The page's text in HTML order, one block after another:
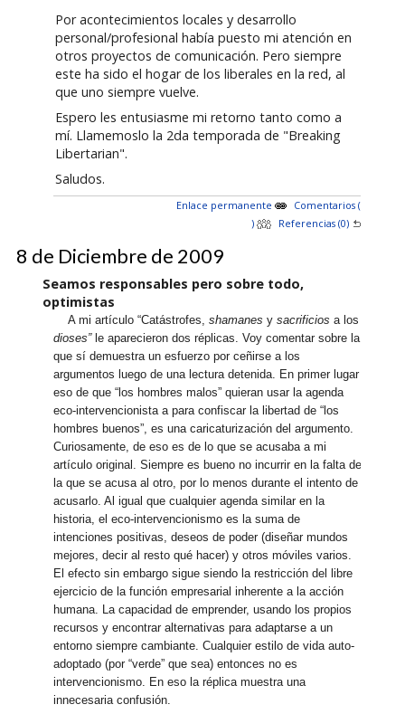
Por acontecimientos locales y desarrollo
personal/profesional había puesto mi atención en
otros proyectos de comunicación. Pero siempre
este ha sido el hogar de los liberales en la red, al
que uno siempre vuelve.
Espero les entusiasme mi retorno tanto como a
mí. Llamemoslo la 2da temporada de "Breaking
Libertarian".
Saludos.
Enlace permanente
Comentarios (
)
Referencias (0)
8 de Diciembre de 2009
Seamos responsables pero sobre todo,
optimistas
A mi artículo “Catástrofes,shamanes ysacrificios a los
dioses” le aparecieron dos réplicas. Voy comentar sobre la
que sí demuestra un esfuerzo por ceñirse a los
argumentos luego de una lectura detenida. En primer lugar
eso de que “los hombres malos” quieran usar la agenda
eco-intervencionista a para confiscar la libertad de “los
hombres buenos”, es una caricaturización del argumento.
Curiosamente, de eso es de lo que se acusaba a mi
artículo original. Siempre es bueno no incurrir en la falta de
la que se acusa al otro, por lo menos durante el intento de
acusarlo. Al igual que cualquier agenda similar en la
historia, el eco-intervencionismo es la suma de
intenciones positivas, deseos de poder (diseñar mundos
mejores, decir al resto qué hacer) y otros móviles varios.
El efecto sin embargo sigue siendo la restricción del libre
ejercicio de la función empresarial inherente a la acción
humana. La capacidad de emprender, usando los propios
recursos y encontrar alternativas para adaptarse a un
entorno siempre cambiante. Cualquier estilo de vida auto-
adoptado (por “verde” que sea) entonces no es
intervencionismo. En eso la réplica muestra una
innecesaria confusión.